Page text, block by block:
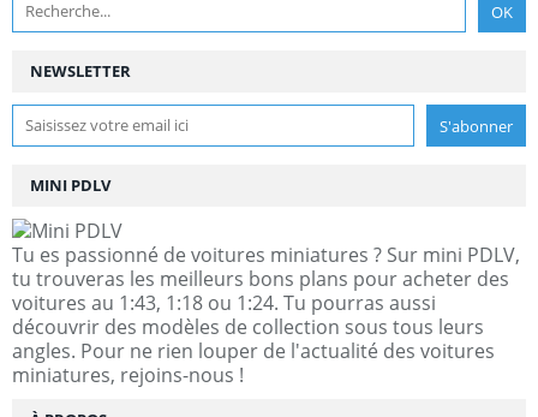
NEWSLETTER
MINI PDLV
Tu es passionné de voitures miniatures ? Sur mini PDLV,
tu trouveras les meilleurs bons plans pour acheter des
voitures au 1:43, 1:18 ou 1:24. Tu pourras aussi
découvrir des modèles de collection sous tous leurs
angles. Pour ne rien louper de l'actualité des voitures
miniatures, rejoins-nous !